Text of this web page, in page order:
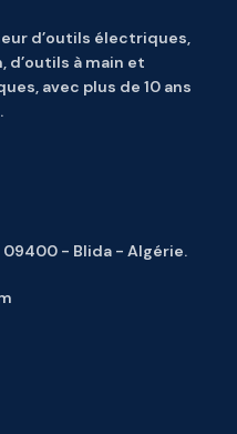
d’outils électriques,
à main et
avec plus de 10 ans
09400 - Blida - Algérie.